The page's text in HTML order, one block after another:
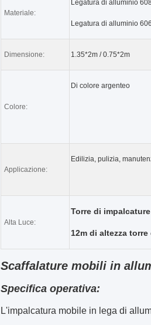
Materiale:
Legatura di alluminio
Legatura di alluminio
Dimensione: 1.35*2m / 0.75*2m
Colore:
Di colore argenteo
Applicazione:
Edilizia, pulizia,
Alta Luce:
Torre di
12m di altezza
Scaffalature mobili in
Specifica operativa:
L'impalcatura mobile in lega di